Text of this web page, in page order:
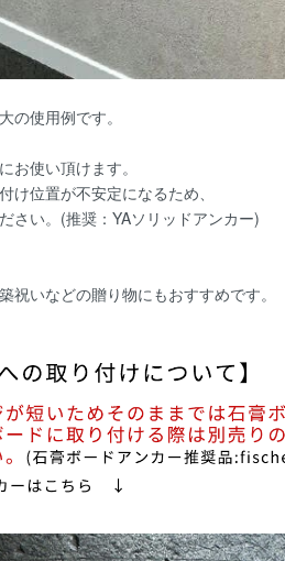
の使用例です。
お使い頂けます。
け位置が不安定になるため、
さい。(推奨：YAソリッドアンカー)
祝いなどの贈り物にもおすすめです。